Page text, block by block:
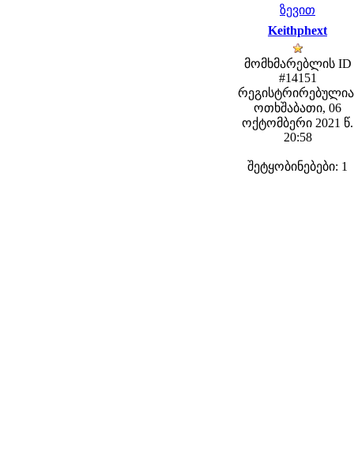
ზევით
Keithphext
მომხმარებლის ID
#14151
ოთხშაბათი, 06
ოქტომბერი 2021 წ.
20:58
შეტყობინებები: 1